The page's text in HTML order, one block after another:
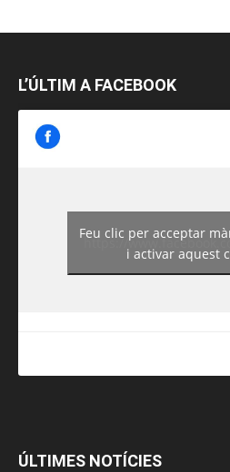
L’ÚLTIM A FACEBOOK
https://
Feu clic per acceptar
i activar aquest
ÚLTIMES NOTÍCIES